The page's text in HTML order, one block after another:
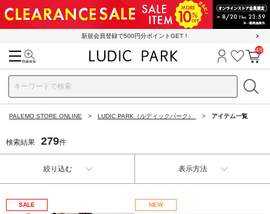
新規会員登録で500円分ポイントGET！
ログイン
お気に
カ
48
PALEMO STORE ONLINE LUDIC PARK（ルディックパーク） アイテム一覧
検索結果 279件
絞り込む 表示方法
SALE NEW